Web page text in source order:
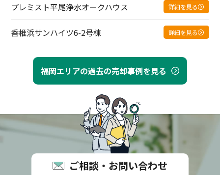
福岡エリアの過去の売却事例を見る
プレミスト平尾浄水オークハウス 詳細を見る
香椎浜サンハイツ6-2号棟 詳細を見る
ご相談・お問い合わせ